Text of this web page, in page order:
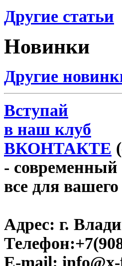
Другие статьи
Новинки
Другие
Вступай
в наш клуб
ВКОНТАКТЕ
- современный
все для
Адрес: г.
Телефон: